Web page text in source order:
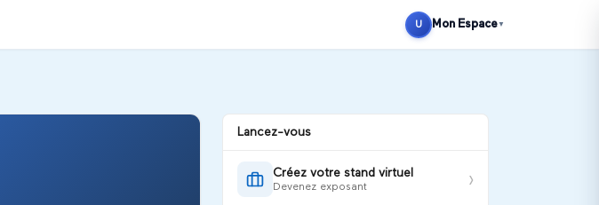
S'inscrire
U Mon Espace ▼
Lancez-vous
Créez votre stand virtuel
Devenez exposant ›